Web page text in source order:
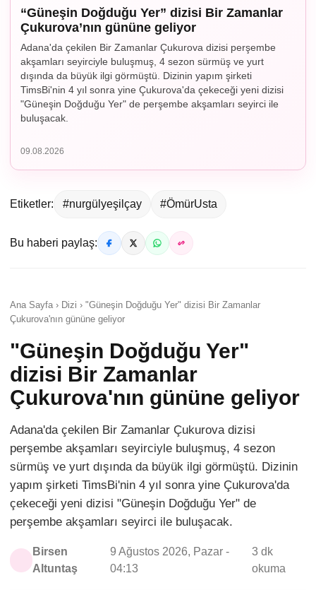
“Güneşin Doğduğu Yer” dizisi Bir Zamanlar
Çukurova’nın gününe geliyor
Adana'da çekilen Bir Zamanlar Çukurova dizisi perşembe
akşamları seyirciyle buluşmuş, 4 sezon sürmüş ve yurt
dışında da büyük ilgi görmüştü. Dizinin yapım şirketi
TimsBi'nin 4 yıl sonra yine Çukurova'da çekeceği yeni dizisi
"Güneşin Doğduğu Yer" de perşembe akşamları seyirci ile
buluşacak.
09.08.2026
Etiketler: #nurgülyeşilçay #ÖmürUsta
Bu haberi paylaş:
Ana Sayfa › Dizi › "Güneşin Doğduğu Yer" dizisi Bir Zamanlar
Çukurova'nın gününe geliyor
"Güneşin Doğduğu Yer"
dizisi Bir Zamanlar
Çukurova'nın gününe geliyor
Adana'da çekilen Bir Zamanlar Çukurova dizisi
perşembe akşamları seyirciyle buluşmuş, 4 sezon
sürmüş ve yurt dışında da büyük ilgi görmüştü. Dizinin
yapım şirketi TimsBi'nin 4 yıl sonra yine Çukurova'da
çekeceği yeni dizisi "Güneşin Doğduğu Yer" de
perşembe akşamları seyirci ile buluşacak.
Birsen
Altuntaş
9 Ağustos 2026, Pazar -
04:13
3 dk
okuma